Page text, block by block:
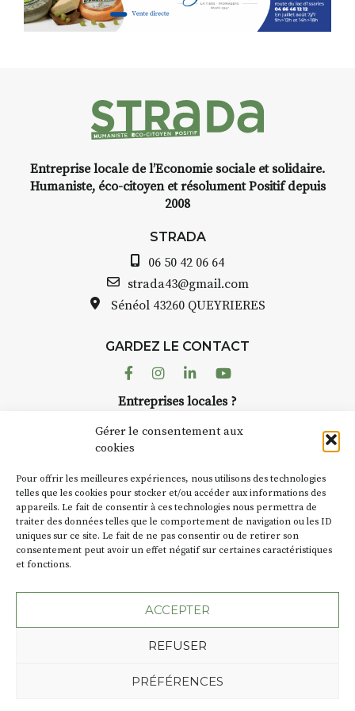
Gérer le consentement aux
cookies
Pour offrir les meilleures expériences, nous utilisons des technologies
telles que les cookies pour stocker et/ou accéder aux informations des
appareils. Le fait de consentir à ces technologies nous permettra de
traiter des données telles que le comportement de navigation ou les ID
uniques sur ce site. Le fait de ne pas consentir ou de retirer son
consentement peut avoir un effet négatif sur certaines caractéristiques
et fonctions.
ACCEPTER
REFUSER
PRÉFÉRENCES
d’Auzon, cette expo-
installation temporaire vous
INTERVIEW
avez ouvert une galerie à
Auzon…
Bernard TURLE Le Fumoir n’est
pas une galerie permanente.
AuzonToujours organise
dans le village. Des artistes et
caves, les granges d’Auzon. Le
Fumoir est l’un de ces espaces
d’autres activités culturelles de
la Petite Cité de Caractère. Par
exemple, l’installationCochon
Charbons’inscrit comme en
« off » du festival d’Auzon 2026
SA D’où vient le nom :Fumoir?
BT C’est le terme employé dans
les actes de propriété du lieu.
c’était un saloir et
Entreprise locale de l’Economie sociale et solidaire.
Humaniste, éco-citoyen et résolument Positif depuis
2008
STRADA
06 50 42 06 64
strada43@gmail.com
Sénéol 43260 QUEYRIERES
GARDEZ LE CONTACT
FacebookInstagram
LinkedinYoutube
Entreprises locales ?
Suivez toute l'actu de Strada
Politique de confidentialité